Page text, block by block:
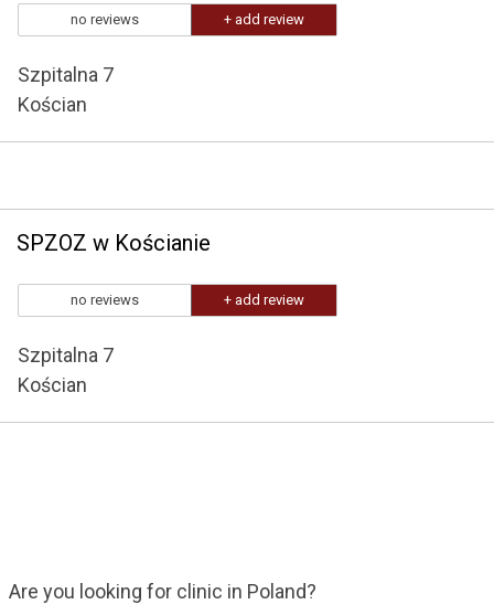
no reviews + add review
Szpitalna 7
Kościan
SPZOZ w Kościanie
no reviews + add review
Szpitalna 7
Kościan
Are you looking for clinic in Poland?